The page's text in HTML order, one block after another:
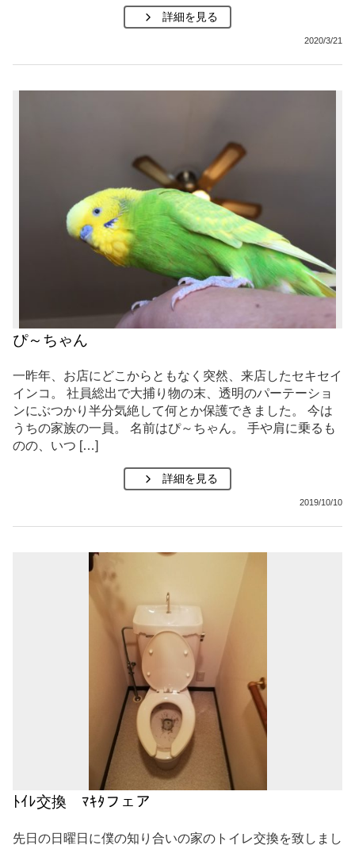
詳細を見る
2020/3/21
ぴ～ちゃん
一昨年、お店にどこからともなく突然、来店したセキセイ
インコ。 社員総出で大捕り物の末、透明のパーテーショ
ンにぶつかり半分気絶して何とか保護できました。 今は
うちの家族の一員。 名前はぴ～ちゃん。 手や肩に乗るも
のの、いつ […]
詳細を見る
2019/10/10
ﾄｲﾚ交換 ﾏｷﾀフェア
先日の日曜日に僕の知り合いの家のトイレ交換を致しまし